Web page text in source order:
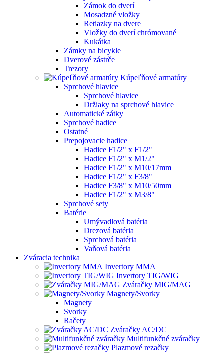
Zámok do dverí
Mosadzné vložky
Retiazky na dvere
Vložky do dverí chrómované
Kukátka
Zámky na bicykle
Dverové zástrče
Trezory
Kúpeľňové armatúry
Sprchové hlavice
Sprchové hlavice
Držiaky na sprchové hlavice
Automatické zátky
Sprchové hadice
Ostatné
Prepojovacie hadice
Hadice F1/2" x F1/2"
Hadice F1/2" x M1/2"
Hadice F1/2" x M10/17mm
Hadice F1/2" x F3/8"
Hadice F3/8" x M10/50mm
Hadice F1/2" x M3/8"
Sprchové sety
Batérie
Umývadlová batéria
Drezová batéria
Sprchová batéria
Vaňová batéria
Zváracia technika
Invertory MMA
Invertory TIG/WIG
Zváračky MIG/MAG
Magnety/Svorky
Magnety
Svorky
Račety
Zváračky AC/DC
Multifunkčné zváračky
Plazmové rezačky